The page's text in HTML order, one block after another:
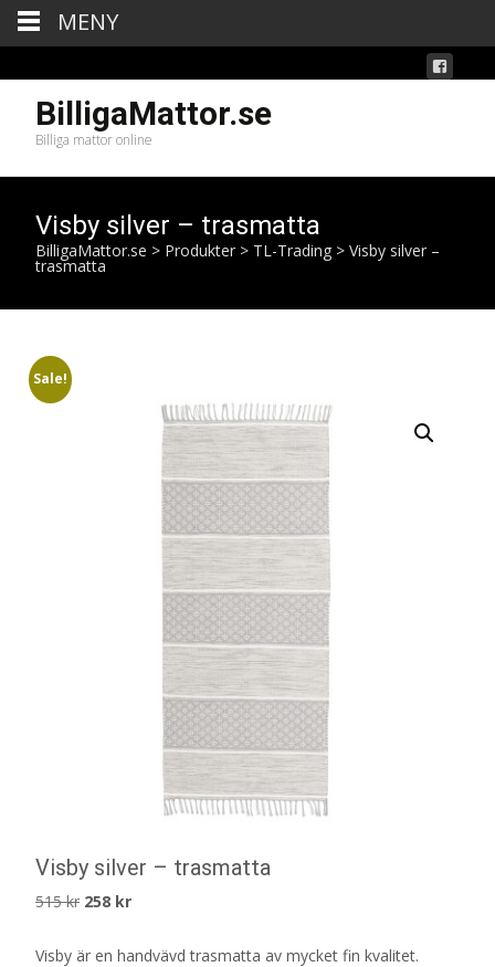
BilligaMattor.se
Billiga mattor online
Visby silver – trasmatta
BilligaMattor.se > Produkter > TL-Trading > Visby silver –
trasmatta
Sale!
Visby silver – trasmatta
515kr Det
priset
258 krDet
priset
Visby är en handvävd trasmatta av mycket fin kvalitet.
MENY